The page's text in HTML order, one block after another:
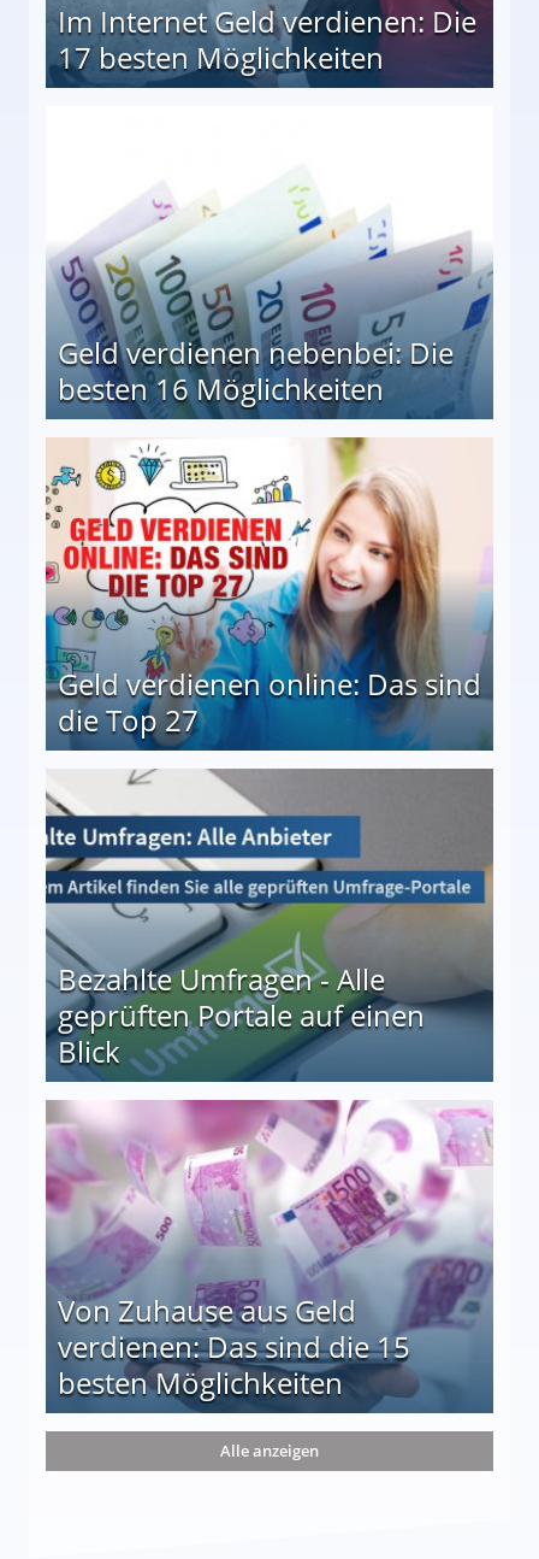
Im Internet Geld verdienen: Die
17 besten Möglichkeiten
Geld verdienen nebenbei: Die
besten 16 Möglichkeiten
Geld verdienen online: Das sind
die Top 27
Bezahlte Umfragen - Alle
geprüften Portale auf einen
Blick
auf einen Blick
Von Zuhause aus Geld
verdienen: Das sind die 15
besten Möglichkeiten
die 15 besten Möglichkeiten
Alle anzeigen